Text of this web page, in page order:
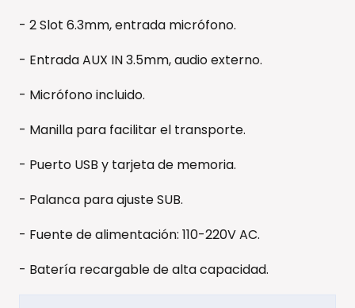
- 2 Slot 6.3mm, entrada micrófono.
- Entrada AUX IN 3.5mm, audio externo.
- Micrófono incluido.
- Manilla para facilitar el transporte.
- Puerto USB y tarjeta de memoria.
- Palanca para ajuste SUB.
- Fuente de alimentación: 110-220V AC.
- Batería recargable de alta capacidad.